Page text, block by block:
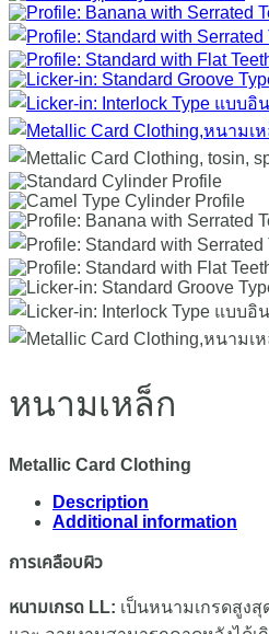
หนามเหล็ก
Metallic Card Clothing
Description
Additional information
การเคลือบผิว
หนามเกรด LL: เป็นหนามเกรดสูง